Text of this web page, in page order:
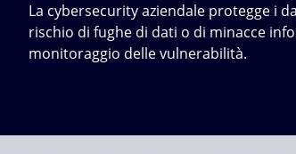
La cybersecurity aziendale protegge i
rischio di fughe di dati o di minacce
monitoraggio delle vulnerabilità.